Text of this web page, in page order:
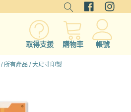
取得支援 購物車 帳號
/所有產品 / 大尺寸印製